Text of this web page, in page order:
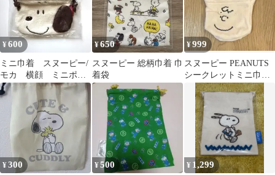
¥600
ミニ巾着 スヌーピー/
モカ 横顔 ミニポー
チ
¥650
スヌーピー 総柄巾着 巾
着袋
¥999
スヌーピー PEANUTS
シークレットミニ巾着
チャーリーブラウン
¥300 ¥500 ¥ 1,299